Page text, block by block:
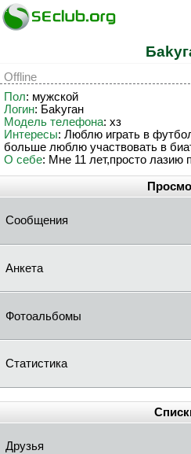
Offline
Пол: мужской
Логин: Бakyгaн
Модель телефона: хз
Интересы: Люблю играть в
больше люблю участвовать в
О себе: Мне 11 лет,просто лазию
Сообщения
Анкета
Фотоальбомы
Статистика
Друзья